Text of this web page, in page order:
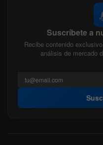
Suscríbete a
Recibe contenido
análisis de mercado